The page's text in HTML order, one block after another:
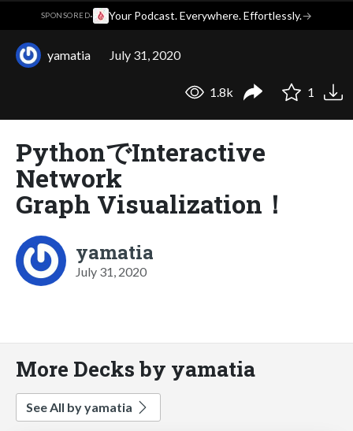
SPONSORED· Your Podcast. Everywhere. Effortlessly.→
yamatia July 31, 2020
1.8k 1
PythonでInteractive
Network
Graph Visualization！
yamatia
July 31, 2020
More Decks by yamatia
See All by yamatia